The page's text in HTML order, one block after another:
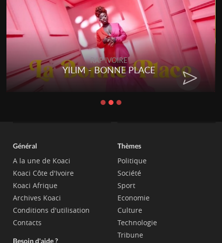
RAP IVOIRE
YILIM - BONNE PLACE
Général
A la une de Koaci
Koaci Côte d'Ivoire
Koaci Afrique
Archives Koaci
Conditions d'utilisation
Contacts
Besoin d'aide ?
Thèmes
Politique
Société
Sport
Economie
Culture
Technologie
Tribune